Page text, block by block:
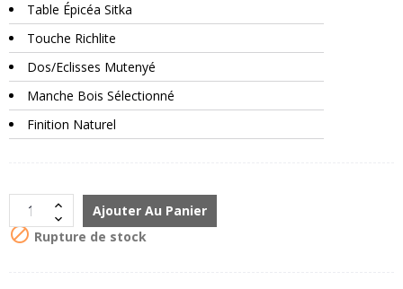
Table Épicéa Sitka
Touche Richlite
Dos/Eclisses Mutenyé
Manche Bois Sélectionné
Finition Naturel
Ajouter Au Panier
 Rupture de stock